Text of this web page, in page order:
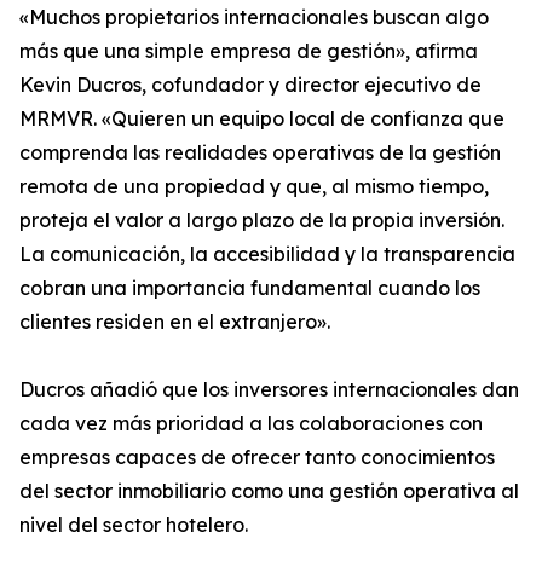
«Muchos propietarios internacionales buscan algo
más que una simple empresa de gestión», afirma
Kevin Ducros, cofundador y director ejecutivo de
MRMVR. «Quieren un equipo local de confianza que
comprenda las realidades operativas de la gestión
remota de una propiedad y que, al mismo tiempo,
proteja el valor a largo plazo de la propia inversión.
La comunicación, la accesibilidad y la transparencia
cobran una importancia fundamental cuando los
clientes residen en el extranjero».
Ducros añadió que los inversores internacionales dan
cada vez más prioridad a las colaboraciones con
empresas capaces de ofrecer tanto conocimientos
del sector inmobiliario como una gestión operativa al
nivel del sector hotelero.